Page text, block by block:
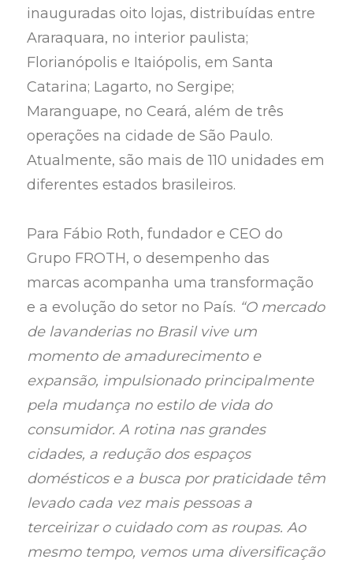
inauguradas oito lojas, distribuídas entre
Araraquara, no interior paulista;
Florianópolis e Itaiópolis, em Santa
Catarina; Lagarto, no Sergipe;
Maranguape, no Ceará, além de três
operações na cidade de São Paulo.
Atualmente, são mais de 110 unidades em
diferentes estados brasileiros.
Para Fábio Roth, fundador e CEO do
Grupo FROTH, o desempenho das
marcas acompanha uma transformação
e a evolução do setor no País. “O mercado
de lavanderias no Brasil vive um
momento de amadurecimento e
expansão, impulsionado principalmente
pela mudança no estilo de vida do
consumidor. A rotina nas grandes
cidades, a redução dos espaços
domésticos e a busca por praticidade têm
levado cada vez mais pessoas a
terceirizar o cuidado com as roupas. Ao
mesmo tempo, vemos uma diversificação